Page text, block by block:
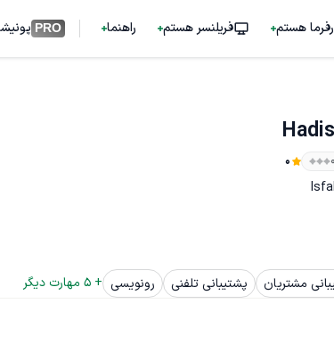
هستم فریلنسر هستم راهنما PRO
0
مشتریان پشتیبانی تلفنی رونویسی +
5 مهارت دیگر